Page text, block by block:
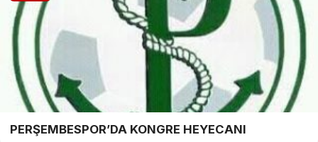
PERŞEMBESPOR’DA KONGRE HEYECANI